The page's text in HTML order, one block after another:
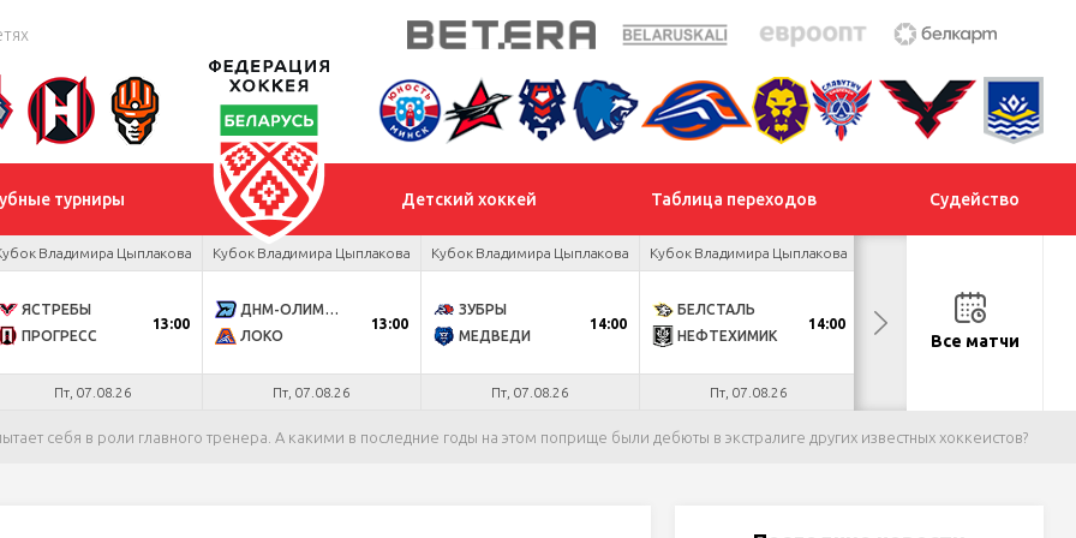
турниры Детский хоккей Таблица переходов Судейство
Владимира Цыплакова
ЯСТРЕБЫ
ПРОГРЕСС
13:00
Пт, 07.08.26
Кубок Владимира Цыплакова
ДНМ-ОЛИМПИК
ЛОКО
13:00
Пт, 07.08.26
Кубок Владимира Цыплакова
ЗУБРЫ
МЕДВЕДИ
14:00
Пт, 07.08.26
Кубок Владимира Цыплакова
БЕЛСТАЛЬ
НЕФТЕХИМИК
14:00
Пт, 07.08.26
ДНМ-ШИННИК
ТАЙФУНВсе матчи
себя в роли главного тренера. А какими в последние годы на этом поприще были дебюты в экстралиге других известных хоккеистов?